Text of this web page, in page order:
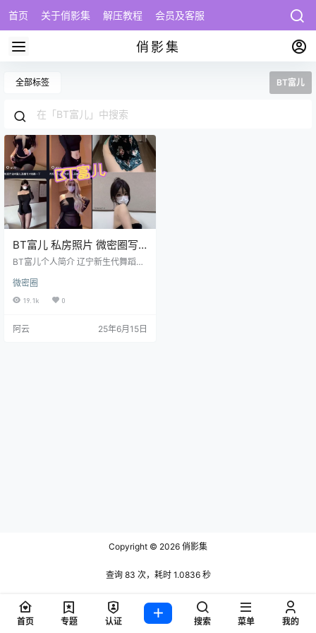
首页 关于俏影集 解压教程 会员及客服
俏影集
全部标签 BT富儿
BT富儿 私房照片 微密圈写
真图片以及视频合集下载
BT富儿个人简介 辽宁新生代舞蹈达
999）以57.8万粉丝量构建起东北地
区潮流矩阵，累计获赞1204.2万
流」的内容标签，联动闺蜜@富儿~
微密圈
19.1k 0
阿云 25年6月15日
Copyright © 2026 俏影集
查询 83 次，耗时 1.0836 秒
首页 专题 认证 搜索 菜单 我的